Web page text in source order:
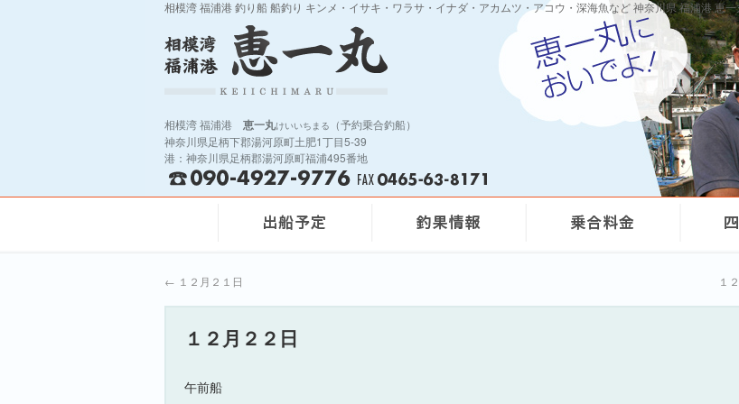
相模湾 福浦港 釣り船 船釣り キンメ・イサキ・ワラサ・イナダ・アカムツ・アコウ・深海魚など 神奈川県 福浦港 恵
相模湾 福浦港 恵一丸けいいちまる
（予約乗合釣船）
神奈川県足柄下郡湯河原町土肥1丁目5-39
港：神奈川県足柄郡湯河原町福浦495番地
← １２月２１日 １
１２月２２日
午前船